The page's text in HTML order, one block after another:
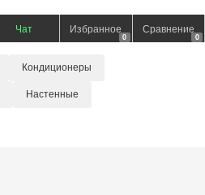
Чат Избранное
0
Сравнение
0
Кондиционеры
Настенные